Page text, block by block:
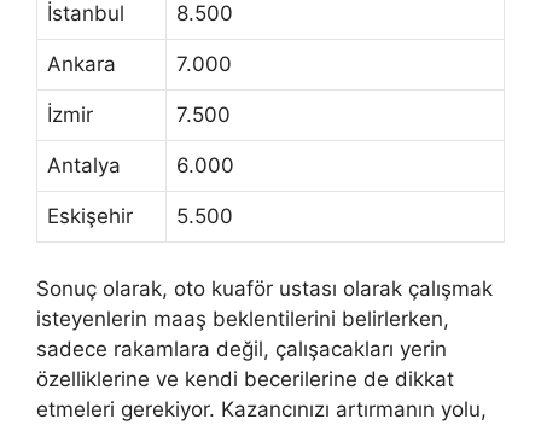
İstanbul 8.500
Ankara 7.000
İzmir 7.500
Antalya 6.000
Eskişehir 5.500
Sonuç olarak, oto kuaför ustası olarak çalışmak
isteyenlerin maaş beklentilerini belirlerken,
sadece rakamlara değil, çalışacakları yerin
özelliklerine ve kendi becerilerine de dikkat
etmeleri gerekiyor. Kazancınızı artırmanın yolu,